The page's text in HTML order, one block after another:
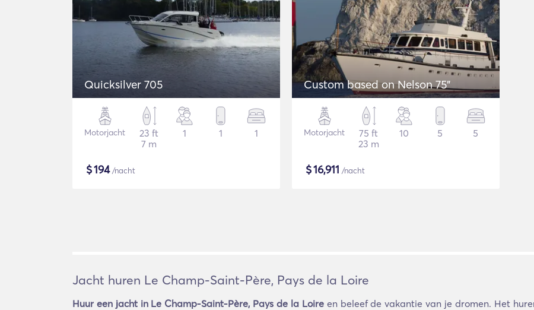
Quicksilver 705
Motorjacht
23 ft
7 m
1 1 1
$194/nacht
Custom based on Nelson 75"
Motorjacht
75 ft
23 m
10 5 5
$16,911 /nacht
Jacht huren Le Champ-Saint-Père, Pays de la Loire
Huur een jacht in Le Champ-Saint-Père, Pays de la Loireen beleef de vakantie van je dromen. Het